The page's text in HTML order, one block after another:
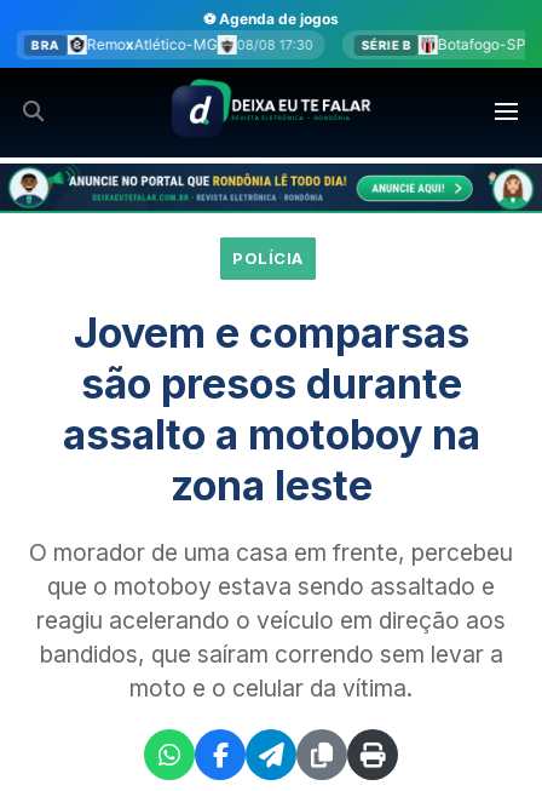
para
o
conteúdo
⚽ Agenda de jogos
MG
08/08 17:30 SÉRIE B Botafogo-SP xAmérica-MG 08/08
POLÍCIA
Jovem e comparsas
são presos durante
assalto a motoboy na
zona leste
O morador de uma casa em frente, percebeu
que o motoboy estava sendo assaltado e
reagiu acelerando o veículo em direção aos
bandidos, que saíram correndo sem levar a
moto e o celular da vítima.